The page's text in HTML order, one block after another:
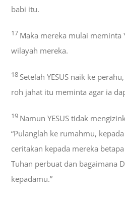
babi itu.
17 Maka mereka mulai meminta
wilayah mereka.
18 Setelah YESUS naik ke
roh jahat itu meminta agar ia
19 Namun YESUS tidak
“Pulanglah ke rumahmu,
ceritakan kepada mereka
Tuhan perbuat dan bagaimana
kepadamu.”